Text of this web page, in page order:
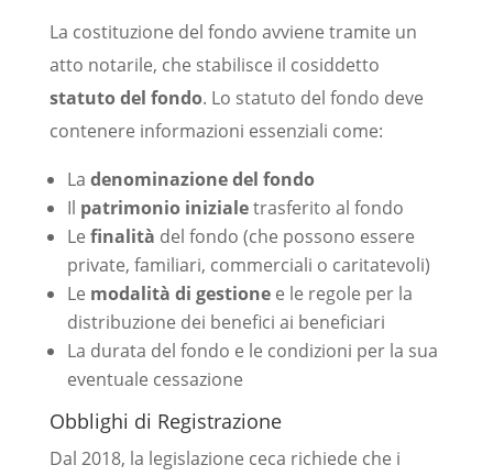
La costituzione del fondo avviene tramite un
atto notarile, che stabilisce il cosiddetto
statuto del fondo. Lo statuto del fondo deve
contenere informazioni essenziali come:
La denominazione del fondo
Il patrimonio inizialetrasferito al fondo
Le finalità del fondo (che possono essere
private, familiari, commerciali o caritatevoli)
Le modalità di gestionee le regole per la
distribuzione dei benefici ai beneficiari
La durata del fondo e le condizioni per la sua
eventuale cessazione
Obblighi di Registrazione
Dal 2018, la legislazione ceca richiede che i